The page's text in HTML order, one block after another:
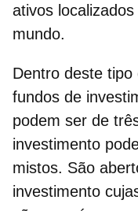
ativos
mundo.
Dentro deste
fundos de
podem ser de
investimento
mistos. São
investimento